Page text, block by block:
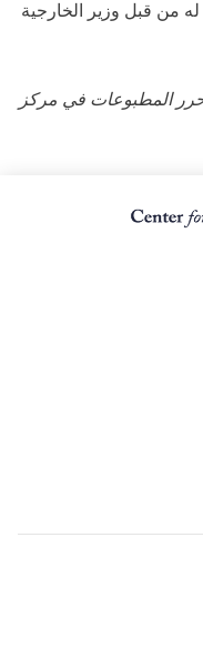
من قبل وزير الخارجية
المطبوعات في مركز